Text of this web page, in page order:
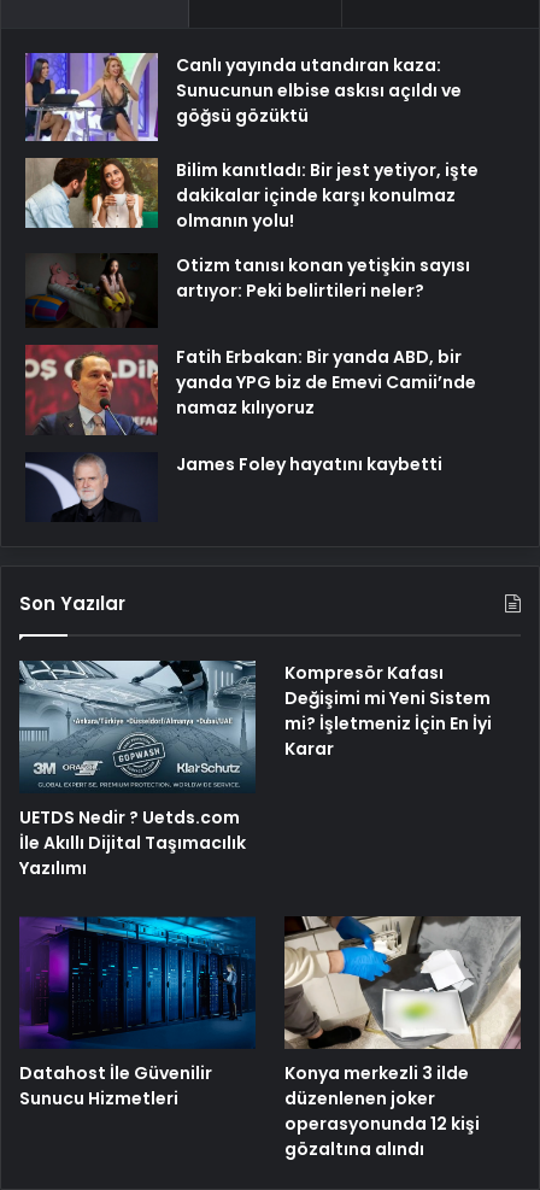
Canlı yayında utandıran kaza:
Sunucunun elbise askısı açıldı ve
göğsü gözüktü
Bilim kanıtladı: Bir jest yetiyor, işte
dakikalar içinde karşı konulmaz
olmanın yolu!
Otizm tanısı konan yetişkin sayısı
artıyor: Peki belirtileri neler?
Fatih Erbakan: Bir yanda ABD, bir
yanda YPG biz de Emevi Camii’nde
namaz kılıyoruz
James Foley hayatını kaybetti
Son Yazılar
UETDS Nedir ? Uetds.com
İle Akıllı Dijital Taşımacılık
Yazılımı
Kompresör Kafası
Değişimi mi Yeni Sistem
mi? İşletmeniz İçin En İyi
Karar
Datahost İle Güvenilir
Sunucu Hizmetleri
Konya merkezli 3 ilde
düzenlenen joker
operasyonunda 12 kişi
gözaltına alındı